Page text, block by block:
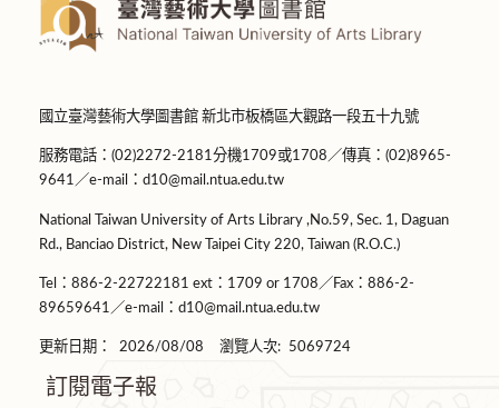
國立臺灣藝術大學圖書館 新北市板橋區大觀路一段五十九號
服務電話：(02)2272-2181分機1709或1708／傳真：(02)8965-
9641／e-mail：d10@mail.ntua.edu.tw
National Taiwan University of Arts Library ,No.59, Sec. 1, Daguan
Rd., Banciao District, New Taipei City 220, Taiwan (R.O.C.)
Tel：886-2-22722181 ext：1709 or 1708／Fax：886-2-
89659641／e-mail：d10@mail.ntua.edu.tw
更新日期： 2026/08/08 瀏覽人次: 5069724
訂閱電子報